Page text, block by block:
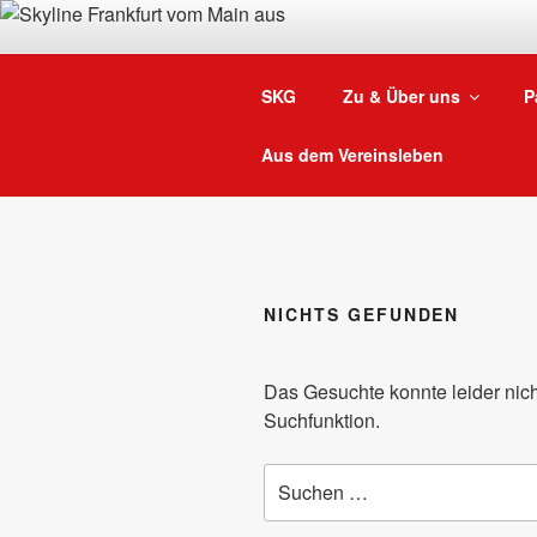
Zum
SKG Zu & Über uns
Aus dem Vereinsleben
NICHTS GEFUNDEN
Das Gesuchte konnte leider
Suchfunktion.
Suchen
nach: